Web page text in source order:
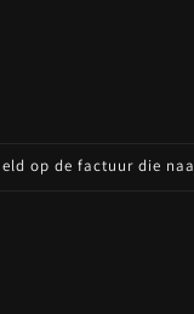
op de factuur die